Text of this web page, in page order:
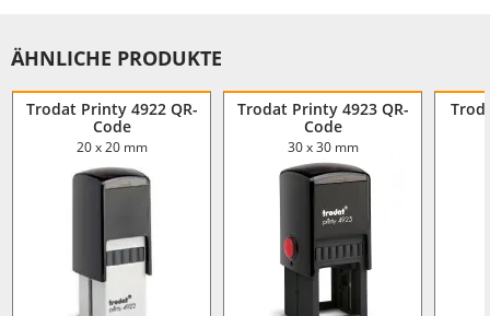
ÄHNLICHE PRODUKTE
Trodat Printy 4922 QR-
Code
20 x 20 mm
Trodat Printy 4923 QR-
Code
30 x 30 mm